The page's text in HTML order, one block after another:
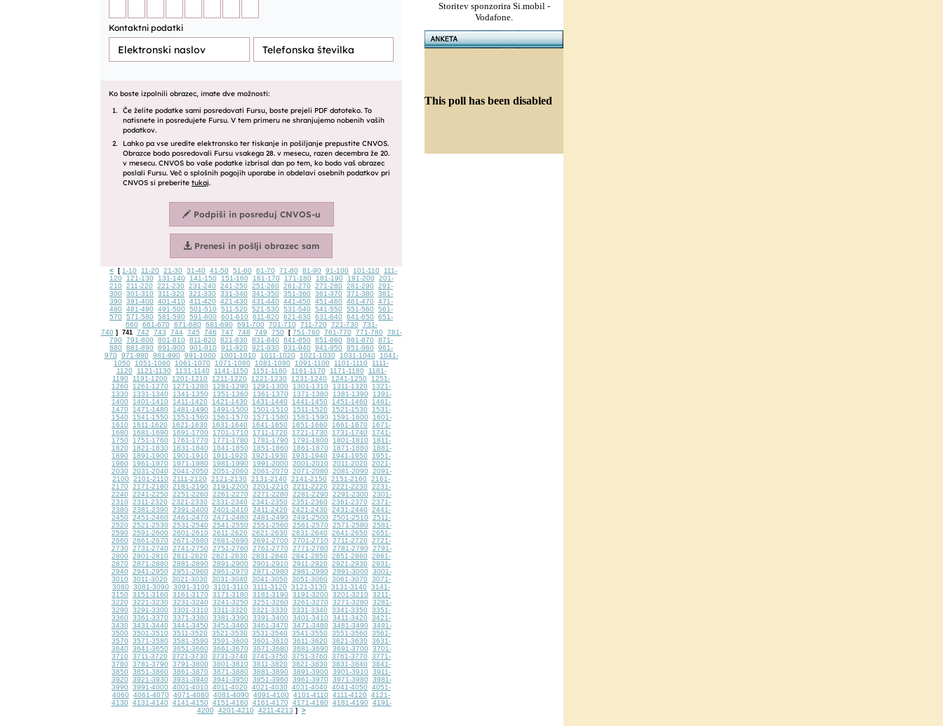
< [ 1-10 11-20 21-30 31-40 41-50 51-60 61-70 71-80 81-90 91-100 101-110
111-
120
121-130 131-140 141-150 151-160 161-170 171-180 181-190 191-200
201-
210
211-220 221-230 231-240 241-250 251-260 261-270 271-280 281-290
291-
300
301-310 311-320 321-330 331-340 341-350 351-360 361-370 371-380
381-
390
391-400 401-410 411-420 421-430 431-440 441-450 451-460 461-470
471-
480
481-490 491-500 501-510 511-520 521-530 531-540 541-550 551-560
561-
570
571-580 581-590 591-600 601-610 611-620 621-630 631-640 641-650
651-
660
661-670 671-680 681-690 691-700 701-710 711-720 721-730
731-
740 ] 741 742 743 744 745 746 747 748 749 750 [ 751-760 761-770 771-780
781-
790
791-800 801-810 811-820 821-830 831-840 841-850 851-860 861-870
871-
880
881-890 891-900 901-910 911-920 921-930 931-940 941-950 951-960
961-
970
971-980 981-990 991-1000 1001-1010 1011-1020 1021-1030 1031-1040
1041-
1050
1051-1060 1061-1070 1071-1080 1081-1090 1091-1100 1101-1110
1111-
1120
1121-1130 1131-1140 1141-1150 1151-1160 1161-1170 1171-1180
1181-
1190
1191-1200 1201-1210 1211-1220 1221-1230 1231-1240 1241-1250
1251-
1260
1261-1270 1271-1280 1281-1290 1291-1300 1301-1310 1311-1320
1321-
1330
1331-1340 1341-1350 1351-1360 1361-1370 1371-1380 1381-1390
1391-
1400
1401-1410 1411-1420 1421-1430 1431-1440 1441-1450 1451-1460
1461-
1470
1471-1480 1481-1490 1491-1500 1501-1510 1511-1520 1521-1530
1531-
1540
1541-1550 1551-1560 1561-1570 1571-1580 1581-1590 1591-1600
1601-
1610
1611-1620 1621-1630 1631-1640 1641-1650 1651-1660 1661-1670
1671-
1680
1681-1690 1691-1700 1701-1710 1711-1720 1721-1730 1731-1740
1741-
1750
1751-1760 1761-1770 1771-1780 1781-1790 1791-1800 1801-1810
1811-
1820
1821-1830 1831-1840 1841-1850 1851-1860 1861-1870 1871-1880
1881-
1890
1891-1900 1901-1910 1911-1920 1921-1930 1931-1940 1941-1950
1951-
1960
1961-1970 1971-1980 1981-1990 1991-2000 2001-2010 2011-2020
2021-
2030
2031-2040 2041-2050 2051-2060 2061-2070 2071-2080 2081-2090
2091-
2100
2101-2110 2111-2120 2121-2130 2131-2140 2141-2150 2151-2160
2161-
2170
2171-2180 2181-2190 2191-2200 2201-2210 2211-2220 2221-2230
2231-
2240
2241-2250 2251-2260 2261-2270 2271-2280 2281-2290 2291-2300
2301-
2310
2311-2320 2321-2330 2331-2340 2341-2350 2351-2360 2361-2370
2371-
2380
2381-2390 2391-2400 2401-2410 2411-2420 2421-2430 2431-2440
2441-
2450
2451-2460 2461-2470 2471-2480 2481-2490 2491-2500 2501-2510
2511-
2520
2521-2530 2531-2540 2541-2550 2551-2560 2561-2570 2571-2580
2581-
2590
2591-2600 2601-2610 2611-2620 2621-2630 2631-2640 2641-2650
2651-
2660
2661-2670 2671-2680 2681-2690 2691-2700 2701-2710 2711-2720
2721-
2730
2731-2740 2741-2750 2751-2760 2761-2770 2771-2780 2781-2790
2791-
2800
2801-2810 2811-2820 2821-2830 2831-2840 2841-2850 2851-2860
2861-
2870
2871-2880 2881-2890 2891-2900 2901-2910 2911-2920 2921-2930
2931-
2940
2941-2950 2951-2960 2961-2970 2971-2980 2981-2990 2991-3000
3001-
3010
3011-3020 3021-3030 3031-3040 3041-3050 3051-3060 3061-3070
3071-
3080
3081-3090 3091-3100 3101-3110 3111-3120 3121-3130 3131-3140
3141-
3150
3151-3160 3161-3170 3171-3180 3181-3190 3191-3200 3201-3210
3211-
3220
3221-3230 3231-3240 3241-3250 3251-3260 3261-3270 3271-3280
3281-
3290
3291-3300 3301-3310 3311-3320 3321-3330 3331-3340 3341-3350
3351-
3360
3361-3370 3371-3380 3381-3390 3391-3400 3401-3410 3411-3420
3421-
3430
3431-3440 3441-3450 3451-3460 3461-3470 3471-3480 3481-3490
3491-
3500
3501-3510 3511-3520 3521-3530 3531-3540 3541-3550 3551-3560
3561-
3570
3571-3580 3581-3590 3591-3600 3601-3610 3611-3620 3621-3630
3631-
3640
3641-3650 3651-3660 3661-3670 3671-3680 3681-3690 3691-3700
3701-
3710
3711-3720 3721-3730 3731-3740 3741-3750 3751-3760 3761-3770
3771-
3780
3781-3790 3791-3800 3801-3810 3811-3820 3821-3830 3831-3840
3841-
3850
3851-3860 3861-3870 3871-3880 3881-3890 3891-3900 3901-3910
3911-
3920
3921-3930 3931-3940 3941-3950 3951-3960 3961-3970 3971-3980
3981-
3990
3991-4000 4001-4010 4011-4020 4021-4030 4031-4040 4041-4050
4051-
4060
4061-4070 4071-4080 4081-4090 4091-4100 4101-4110 4111-4120
4121-
4130
4131-4140 4141-4150 4151-4160 4161-4170 4171-4180 4181-4190
4191-
4200
4201-4210 4211-4213 ] >
Storitev sponzorira Si.mobil -
Vodafone.
This poll has been disabled